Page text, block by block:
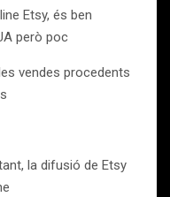
Etsy, és ben
però poc
vendes procedents
la difusió de Etsy